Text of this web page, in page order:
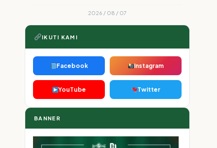
2026 / 08 / 07
IKUTI KAMI
Facebook Instagram
YouTube Twitter
BANNER